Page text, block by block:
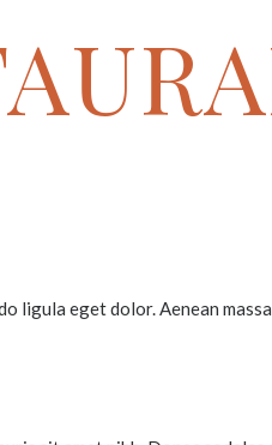
eget dolor. Aenean